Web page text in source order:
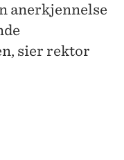
anerkjennelse
sier rektor